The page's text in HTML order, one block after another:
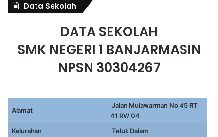
Data Sekolah
DATA SEKOLAH
SMK NEGERI 1 BANJARMASIN
NPSN 30304267
Alamat
Jalan Mulawarman No 45 RT
41 RW 04
Kelurahan
Teluk Dalam